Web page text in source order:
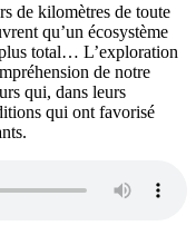
de kilomètres de toute
qu’un écosystème
total… L’exploration
de notre
qui, dans leurs
qui ont favorisé